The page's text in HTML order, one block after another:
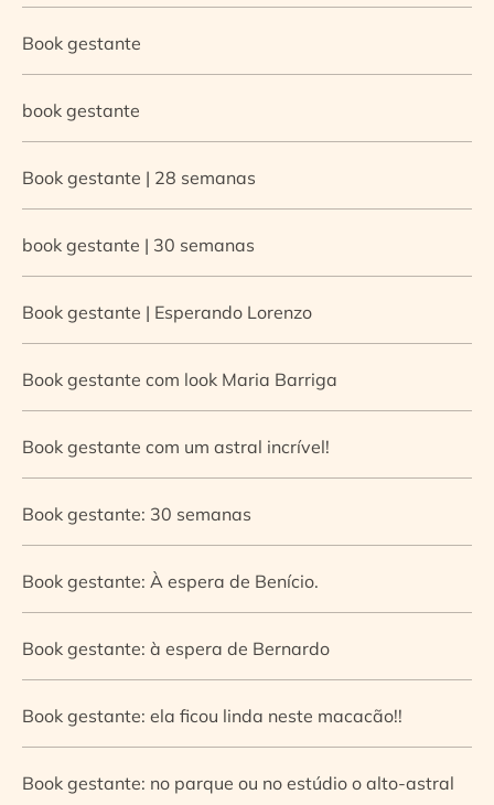
Book gestante
book gestante
Book gestante | 28 semanas
book gestante | 30 semanas
Book gestante | Esperando Lorenzo
Book gestante com look Maria Barriga
Book gestante com um astral incrível!
Book gestante: 30 semanas
Book gestante: À espera de Benício.
Book gestante: à espera de Bernardo
Book gestante: ela ficou linda neste macacão!!
Book gestante: no parque ou no estúdio o alto-astral